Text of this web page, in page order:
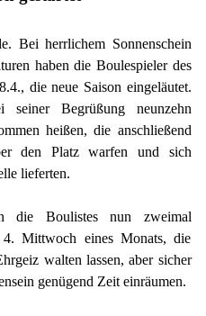
Bei herrlichem Sonnenschein
haben die Boulespieler des
die neue Saison eingeläutet.
Begrüßung neunzehn
heißen, die anschließend
den Platz warfen und sich
lieferten.
die Boulistes nun zweimal
Mittwoch eines Monats, die
walten lassen, aber sicher
genügend Zeit einräumen.